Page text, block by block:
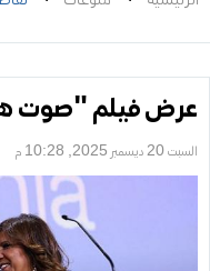
عرض فيلم "صوت
السبت 20 ديسمبر 2025, 10:28 م